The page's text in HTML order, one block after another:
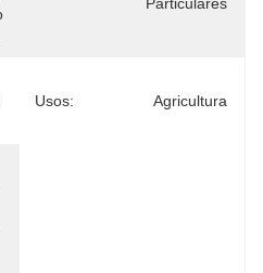
Usos: Agricultura